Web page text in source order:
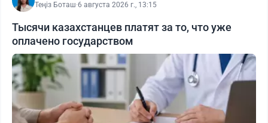
Теңіз Боташ·6 августа 2026 г., 13:15
Тысячи казахстанцев платят за то, что уже
оплачено государством